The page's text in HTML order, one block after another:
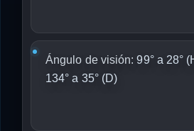
Ángulo de visión: 99° a 28°
134° a 35° (D)